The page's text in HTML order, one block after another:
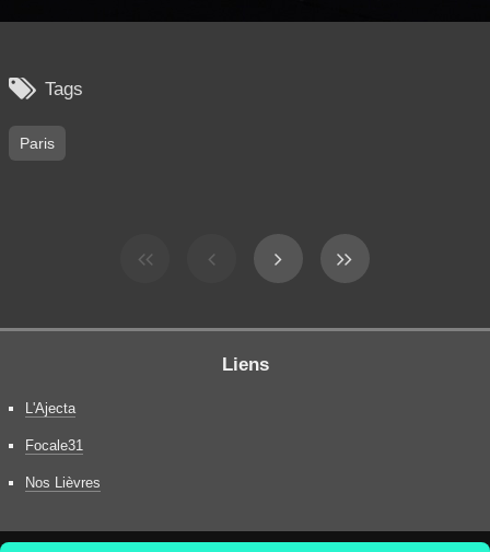
 Tags
Paris
Liens
L'Ajecta
Focale31
Nos Lièvres